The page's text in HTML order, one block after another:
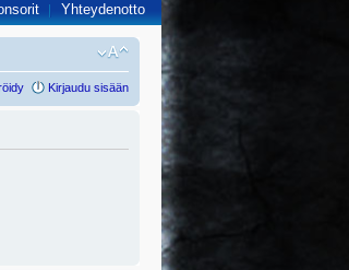
Yhteydenotto
Kirjaudu sisään